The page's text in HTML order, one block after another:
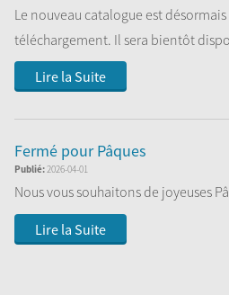
Le nouveau catalogue est
téléchargement. Il sera bientôt
langues....
Lire la Suite
Fermé pour Pâques
Publié:2026-04-01
Nous vous souhaitons de joyeuses
Lire la Suite